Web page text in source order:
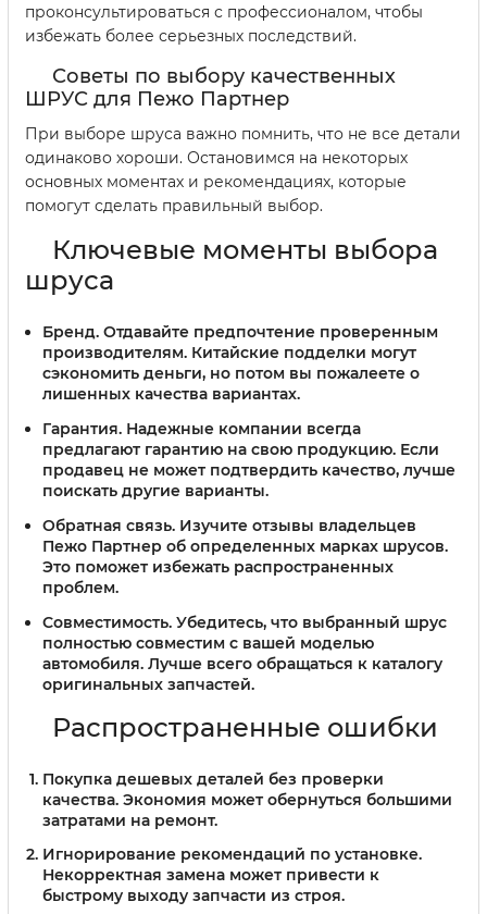
проконсультироваться с профессионалом, чтобы
избежать более серьезных последствий.
Советы по выбору качественных
ШРУС для Пежо Партнер
При выборе шруса важно помнить, что не все детали
одинаково хороши. Остановимся на некоторых
основных моментах и рекомендациях, которые
помогут сделать правильный выбор.
Ключевые моменты выбора
шруса
Бренд. Отдавайте предпочтение проверенным
производителям. Китайские подделки могут
сэкономить деньги, но потом вы пожалеете о
лишенных качества вариантах.
Гарантия. Надежные компании всегда
предлагают гарантию на свою продукцию. Если
продавец не может подтвердить качество, лучше
поискать другие варианты.
Обратная связь. Изучите отзывы владельцев
Пежо Партнер об определенных марках шрусов.
Это поможет избежать распространенных
проблем.
Совместимость. Убедитесь, что выбранный шрус
полностью совместим с вашей моделью
автомобиля. Лучше всего обращаться к каталогу
оригинальных запчастей.
Распространенные ошибки
Покупка дешевых деталей без проверки
качества. Экономия может обернуться большими
затратами на ремонт.
Игнорирование рекомендаций по установке.
Некорректная замена может привести к
быстрому выходу запчасти из строя.